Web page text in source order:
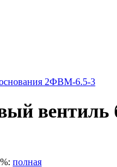
2ФВМ-6.5-3
вентиль
: полная